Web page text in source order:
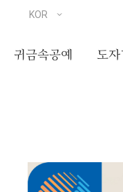
귀금속공예 도자